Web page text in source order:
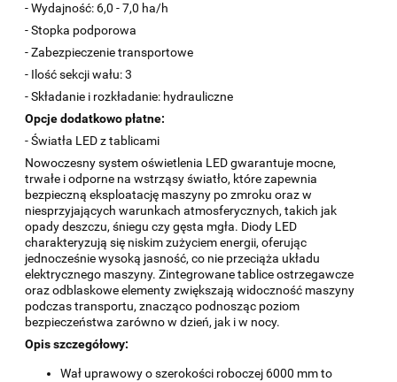
- Wydajność: 6,0 - 7,0 ha/h
- Stopka podporowa
- Zabezpieczenie transportowe
- Ilość sekcji wału: 3
- Składanie i rozkładanie: hydrauliczne
Opcje dodatkowo płatne:
- Światła LED z tablicami
Nowoczesny system oświetlenia LED gwarantuje mocne,
trwałe i odporne na wstrząsy światło, które zapewnia
bezpieczną eksploatację maszyny po zmroku oraz w
niesprzyjających warunkach atmosferycznych, takich jak
opady deszczu, śniegu czy gęsta mgła. Diody LED
charakteryzują się niskim zużyciem energii, oferując
jednocześnie wysoką jasność, co nie przeciąża układu
elektrycznego maszyny. Zintegrowane tablice ostrzegawcze
oraz odblaskowe elementy zwiększają widoczność maszyny
podczas transportu, znacząco podnosząc poziom
bezpieczeństwa zarówno w dzień, jak i w nocy.
Opis szczegółowy:
Wał uprawowy o szerokości roboczej 6000 mm to